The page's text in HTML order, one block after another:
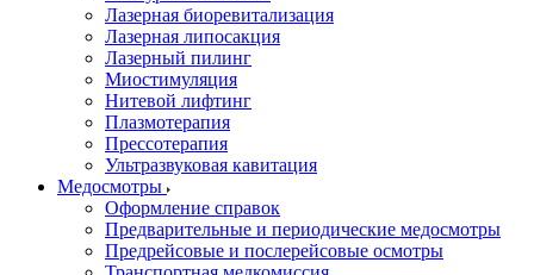
Лазерная биоревитализация
Лазерная липосакция
Лазерный пилинг
Миостимуляция
Нитевой лифтинг
Плазмотерапия
Прессотерапия
Ультразвуковая кавитация
Медосмотры
Оформление справок
Предварительные и периодические медосмотры
Предрейсовые и послерейсовые осмотры